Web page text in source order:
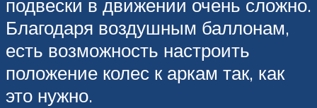
подвески в движении очень сложно.
Благодаря воздушным баллонам,
есть возможность настроить
положение колес к аркам так, как
это нужно.